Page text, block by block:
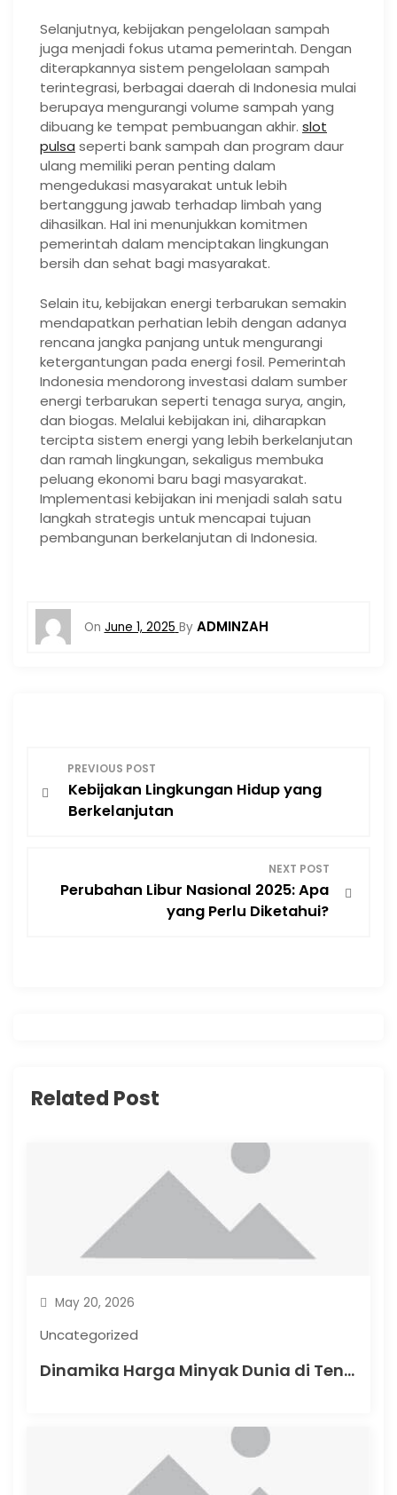
Selanjutnya, kebijakan pengelolaan sampah
juga menjadi fokus utama pemerintah. Dengan
diterapkannya sistem pengelolaan sampah
terintegrasi, berbagai daerah di Indonesia mulai
berupaya mengurangi volume sampah yang
dibuang ke tempat pembuangan akhir. slot
pulsa seperti bank sampah dan program daur
ulang memiliki peran penting dalam
mengedukasi masyarakat untuk lebih
bertanggung jawab terhadap limbah yang
dihasilkan. Hal ini menunjukkan komitmen
pemerintah dalam menciptakan lingkungan
bersih dan sehat bagi masyarakat.
Selain itu, kebijakan energi terbarukan semakin
mendapatkan perhatian lebih dengan adanya
rencana jangka panjang untuk mengurangi
ketergantungan pada energi fosil. Pemerintah
Indonesia mendorong investasi dalam sumber
energi terbarukan seperti tenaga surya, angin,
dan biogas. Melalui kebijakan ini, diharapkan
tercipta sistem energi yang lebih berkelanjutan
dan ramah lingkungan, sekaligus membuka
peluang ekonomi baru bagi masyarakat.
Implementasi kebijakan ini menjadi salah satu
langkah strategis untuk mencapai tujuan
pembangunan berkelanjutan di Indonesia.
On June 1, 2025 By ADMINZAH
g
PREVIOUS POST
Kebijakan Lingkungan Hidup yang
Berkelanjutan
NEXT POST
Perubahan Libur Nasional 2025: Apa
yang Perlu Diketahui?
Related Post
May 20, 2026
Uncategorized
Dinamika Harga Minyak Dunia di Tengah Krisis Energi